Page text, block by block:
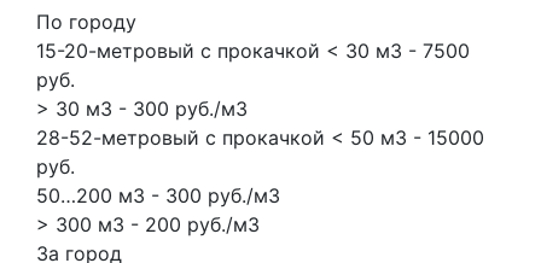
По городу
15-20-метровый с прокачкой < 30 м3 - 7500
руб.
> 30 м3 - 300 руб./м3
28-52-метровый с прокачкой < 50 м3 - 15000
руб.
50…200 м3 - 300 руб./м3
> 300 м3 - 200 руб./м3
За город